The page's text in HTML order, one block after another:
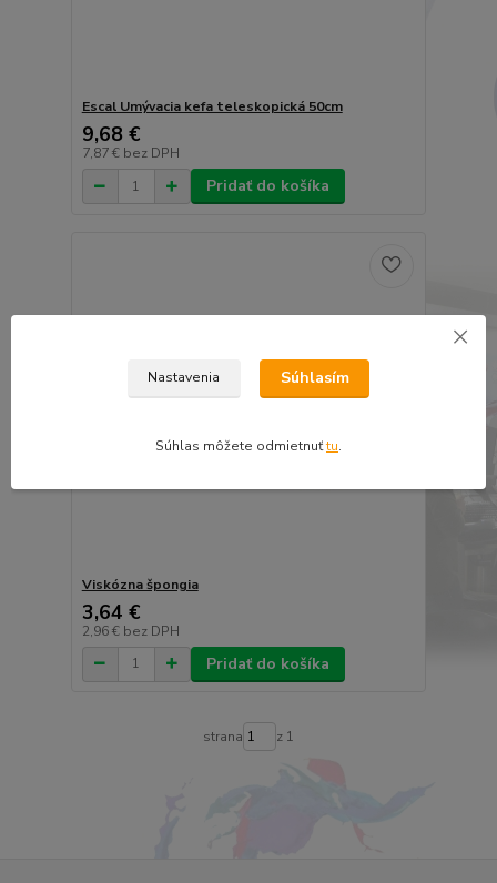
Escal Umývacia kefa teleskopická 50cm
9,68 €
7,87 € bez DPH
Pridať do košíka
Viskózna špongia
3,64 €
2,96 € bez DPH
Pridať do košíka
strana z 1
Nastavenia Súhlasím
Súhlas môžete odmietnuťtu.